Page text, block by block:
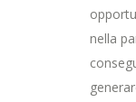
nella